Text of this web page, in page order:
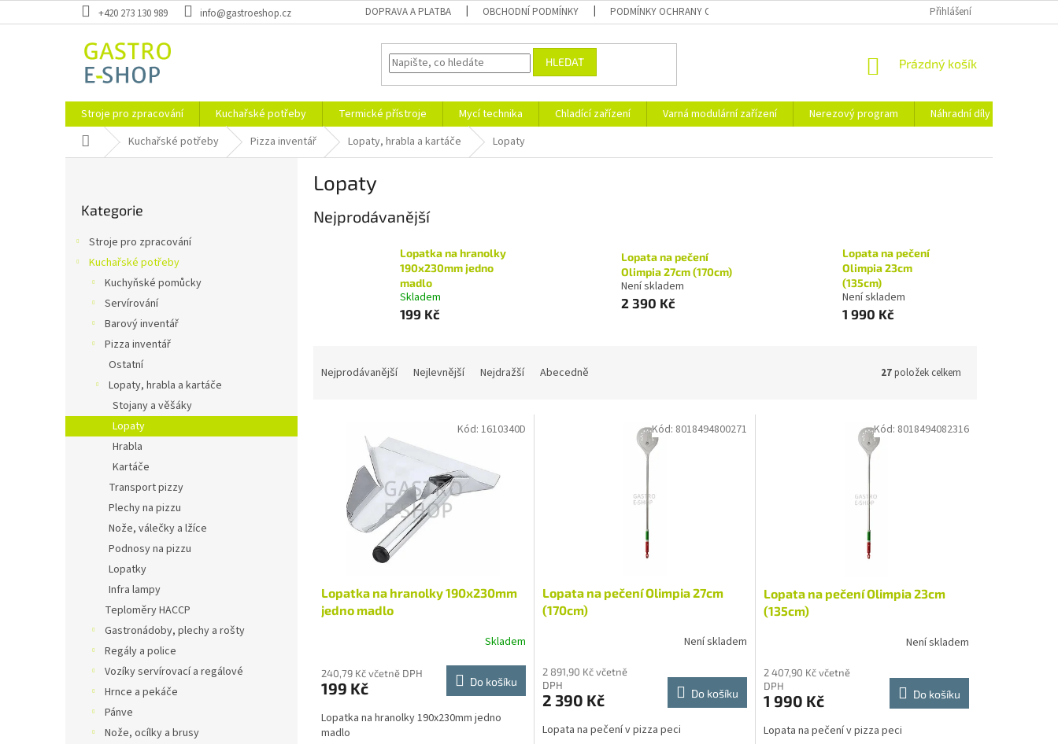
na
+420 273 130 989 info@gastroeshop.cz DOPRAVA A PLATBA OBCHODNÍ PODMÍNKY PODMÍNKY OCHRANY OSOBNÍCH ÚDAJŮ Přihlášení
HLEDAT
NÁKUPNÍ
Prázdný košík
Stroje pro zpracování Kuchařské potřeby Termické přístroje Mycí technika Chladící zařízení Varná modulární zařízení Nerezový program Náhradní díly
Domů Kuchařské potřeby Pizza inventář Lopaty, hrabla a kartáče Lopaty
kategorie
Kategorie
Stroje pro zpracování
Kuchařské potřeby
Kuchyňské pomůcky
Servírování
Barový inventář
Pizza inventář
Ostatní
Lopaty, hrabla a kartáče
Stojany a věšáky
Lopaty
Hrabla
Kartáče
Transport pizzy
Plechy na pizzu
Nože, válečky a lžíce
Podnosy na pizzu
Lopatky
Infra lampy
Teploměry HACCP
Gastronádoby, plechy a rošty
Regály a police
Vozíky servírovací a regálové
Hrnce a pekáče
Pánve
Nože, ocílky a brusy
Lopaty
Nejprodávanější
Lopatka na hranolky
190x230mm jedno
madlo
Skladem
199 Kč
Lopata na pečení
Olimpia 27cm (170cm)
Není skladem
2 390 Kč
Lopata na pečení
Olimpia 23cm
(135cm)
Není skladem
1 990 Kč
Nejprodávanější Nejlevnější Nejdražší Abecedně 27položek celkem
Lopatka na hranolky 190x230mm
jedno madlo
Skladem
240,79 Kč včetně DPH
199 Kč Do košíku
Lopatka na hranolky 190x230mm jedno
madlo
Kód: 1610340D
Lopata na pečení Olimpia 27cm
(170cm)
Není skladem
2 891,90 Kč včetně
DPH
2 390 Kč Do košíku
Lopata na pečení v pizza peci
Kód: 8018494800271
Lopata na pečení Olimpia 23cm
(135cm)
Není skladem
2 407,90 Kč včetně
DPH
1 990 Kč Do košíku
Lopata na pečení v pizza peci
Kód: 8018494082316